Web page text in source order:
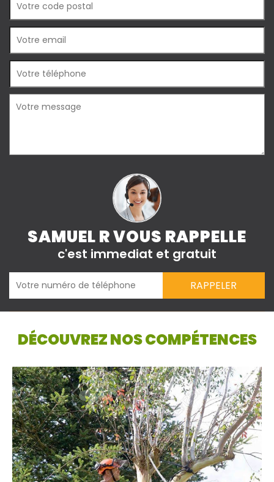
SAMUEL R VOUS RAPPELLE
c'est immediat et gratuit
DÉCOUVREZ NOS COMPÉTENCES